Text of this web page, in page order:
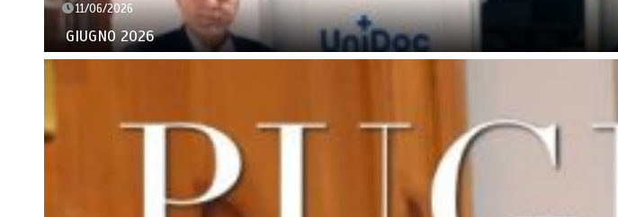
11/06/2026
GIUGNO 2026